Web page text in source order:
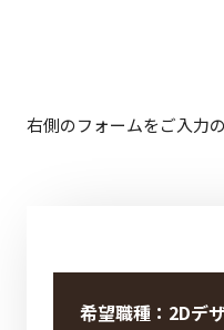
右側のフォームをご入力
希望職種：2Dデ